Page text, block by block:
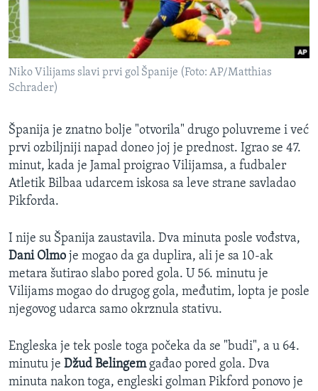
Niko Vilijams slavi prvi gol Španije (Foto: AP/Matthias
Schrader)
Španija je znatno bolje "otvorila" drugo poluvreme i već
prvi ozbiljniji napad doneo joj je prednost. Igrao se 47.
minut, kada je Jamal proigrao Vilijamsa, a fudbaler
Atletik Bilbaa udarcem iskosa sa leve strane savladao
Pikforda.
I nije su Španija zaustavila. Dva minuta posle vođstva,
Dani Olmo je mogao da ga duplira, ali je sa 10-ak
metara šutirao slabo pored gola. U 56. minutu je
Vilijams mogao do drugog gola, međutim, lopta je posle
njegovog udarca samo okrznula stativu.
Engleska je tek posle toga počeka da se "budi", a u 64.
minutu je Džud Belingemgađao pored gola. Dva
minuta nakon toga, engleski golman Pikford ponovo je